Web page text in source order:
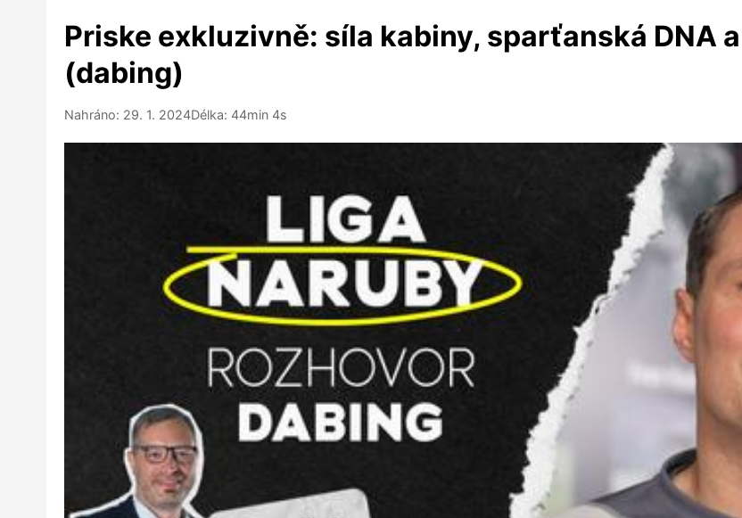
Priske exkluzivně: síla kabiny, sparťanská DNA
(dabing)
Nahráno: 29. 1. 2024Délka: 44min 4s